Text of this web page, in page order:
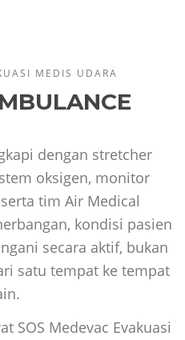
MEDIS UDARA
dengan stretcher
oksigen, monitor
tim Air Medical
kondisi pasien
secara aktif, bukan
satu tempat ke tempat
SOS Medevac Evakuasi